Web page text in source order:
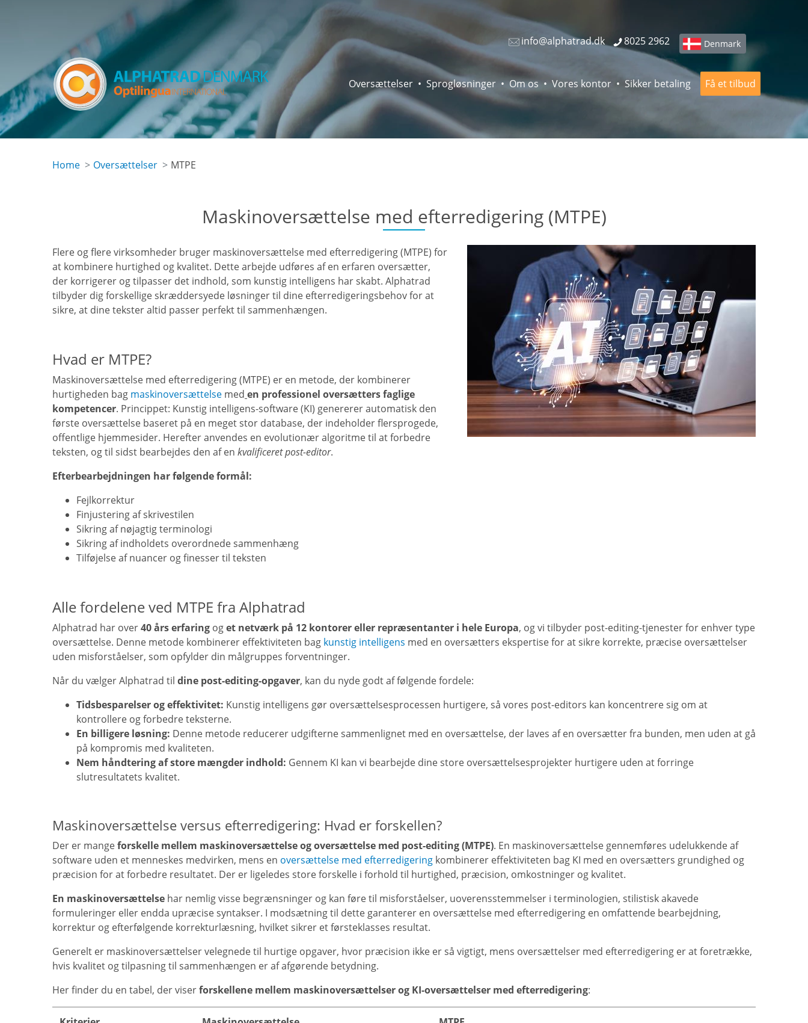
Denmark
info@alphatrad.dk 8025 2962
Oversættelser Sprogløsninger Om os Vores kontor Sikker betaling Få et tilbud
Home Oversættelser MTPE
Maskinoversættelse med efterredigering (MTPE)
Flere og flere virksomheder bruger maskinoversættelse med efterredigering (MTPE) for
at kombinere hurtighed og kvalitet. Dette arbejde udføres af en erfaren oversætter,
der korrigerer og tilpasser det indhold, som kunstig intelligens har skabt. Alphatrad
tilbyder dig forskellige skræddersyede løsninger til dine efterredigeringsbehov for at
sikre, at dine tekster altid passer perfekt til sammenhængen.
Hvad er MTPE?
Maskinoversættelse med efterredigering (MTPE) er en metode, der kombinerer
hurtigheden bag maskinoversættelse med en professionel oversætters faglige
kompetencer. Princippet: Kunstig intelligens-software (KI) genererer automatisk den
første oversættelse baseret på en meget stor database, der indeholder flersprogede,
offentlige hjemmesider. Herefter anvendes en evolutionær algoritme til at forbedre
teksten, og til sidst bearbejdes den af en kvalificeret post-editor.
Efterbearbejdningen har følgende formål:
Fejlkorrektur
Finjustering af skrivestilen
Sikring af nøjagtig terminologi
Sikring af indholdets overordnede sammenhæng
Tilføjelse af nuancer og finesser til teksten
Alle fordelene ved MTPE fra Alphatrad
Alphatrad har over40 års erfaring oget netværk på 12 kontorer eller repræsentanter i hele Europa, og vi tilbyder post-editing-tjenester for enhver type
oversættelse. Denne metode kombinerer effektiviteten bag kunstig intelligens med en oversætters ekspertise for at sikre korrekte, præcise oversættelser
uden misforståelser, som opfylder din målgruppes forventninger.
Når du vælger Alphatrad til dine post-editing-opgaver, kan du nyde godt af følgende fordele:
Tidsbesparelser og effektivitet: Kunstig intelligens gør oversættelsesprocessen hurtigere, så vores post-editors kan koncentrere sig om at
kontrollere og forbedre teksterne.
En billigere løsning: Denne metode reducerer udgifterne sammenlignet med en oversættelse, der laves af en oversætter fra bunden, men uden at gå
på kompromis med kvaliteten.
Nem håndtering af store mængder indhold: Gennem KI kan vi bearbejde dine store oversættelsesprojekter hurtigere uden at forringe
slutresultatets kvalitet.
Maskinoversættelse versus efterredigering: Hvad er forskellen?
Der er mangeforskelle mellem maskinoversættelse og oversættelse med post-editing (MTPE). En maskinoversættelse gennemføres udelukkende af
software uden et menneskes medvirken, mens en oversættelse med efterredigering kombinerer effektiviteten bag KI med en oversætters grundighed og
præcision for at forbedre resultatet. Der er ligeledes store forskelle i forhold til hurtighed, præcision, omkostninger og kvalitet.
En maskinoversættelse har nemlig visse begrænsninger og kan føre til misforståelser, uoverensstemmelser i terminologien, stilistisk akavede
formuleringer eller endda upræcise syntakser. I modsætning til dette garanterer en oversættelse med efterredigering en omfattende bearbejdning,
korrektur og efterfølgende korrekturlæsning, hvilket sikrer et førsteklasses resultat.
Generelt er maskinoversættelser velegnede til hurtige opgaver, hvor præcision ikke er så vigtigt, mens oversættelser med efterredigering er at foretrække,
hvis kvalitet og tilpasning til sammenhængen er af afgørende betydning.
Her finder du en tabel, der viserforskellene mellem maskinoversættelser og KI-oversættelser med efterredigering: